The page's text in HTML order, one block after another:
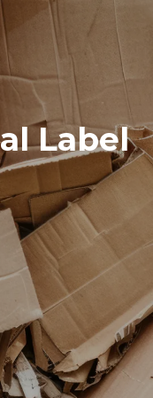
Label